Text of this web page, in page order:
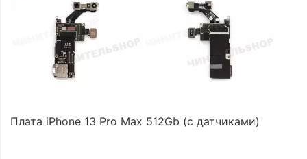
Плата iPhone 13 Pro Max 512Gb (с датчиками)